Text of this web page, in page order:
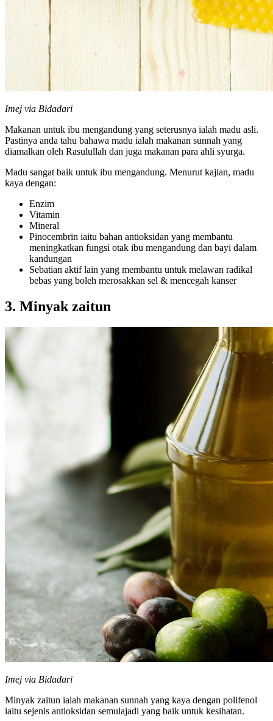
Imej via Bidadari
Makanan untuk ibu mengandung yang seterusnya ialah madu asli.
Pastinya anda tahu bahawa madu ialah makanan sunnah yang
diamalkan oleh Rasulullah dan juga makanan para ahli syurga.
Madu sangat baik untuk ibu mengandung. Menurut kajian, madu
kaya dengan:
Enzim
Vitamin
Mineral
Pinocembrin iaitu bahan antioksidan yang membantu
meningkatkan fungsi otak ibu mengandung dan bayi dalam
kandungan
Sebatian aktif lain yang membantu untuk melawan radikal
bebas yang boleh merosakkan sel & mencegah kanser
3. Minyak zaitun
Imej via Bidadari
Minyak zaitun ialah makanan sunnah yang kaya dengan polifenol
iaitu sejenis antioksidan semulajadi yang baik untuk kesihatan.